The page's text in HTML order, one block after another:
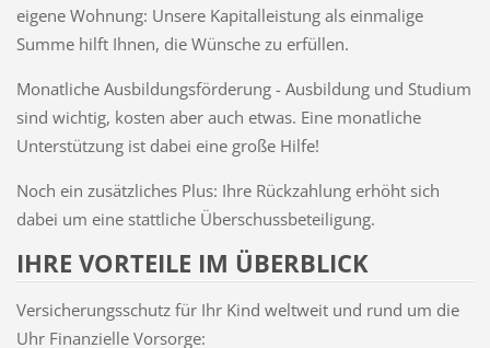
eigene Wohnung: Unsere Kapitalleistung als einmalige
Summe hilft Ihnen, die Wünsche zu erfüllen.
Monatliche Ausbildungsförderung - Ausbildung und Studium
sind wichtig, kosten aber auch etwas. Eine monatliche
Unterstützung ist dabei eine große Hilfe!
Noch ein zusätzliches Plus: Ihre Rückzahlung erhöht sich
dabei um eine stattliche Überschussbeteiligung.
IHRE VORTEILE IM ÜBERBLICK
Versicherungsschutz für Ihr Kind weltweit und rund um die
Uhr Finanzielle Vorsorge: